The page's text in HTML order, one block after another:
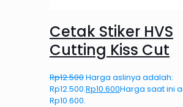
Cetak Stiker HVS
Cutting Kiss Cut
Rp12.500Harga aslinya adalah:
Rp12.500.Rp10.600Harga saat ini
Rp10.600.